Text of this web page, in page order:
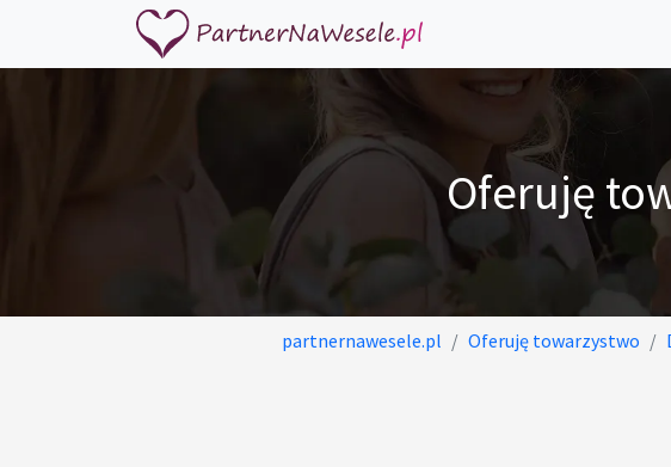
Oferuję
partnernawesele.pl Oferuję towarzystwo